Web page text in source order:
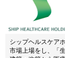
シップヘルスケア
市場上場をし、「